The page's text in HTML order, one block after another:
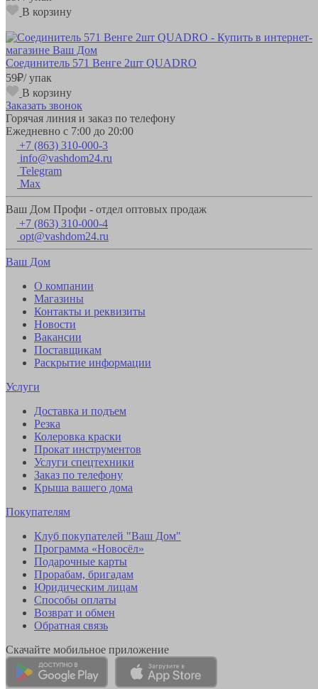
В корзину
Соединитель 571 Венге 2шт QUADRO
59₽/ упак
В корзину
Заказать звонок
Горячая линия и заказ по телефону
Ежедневно с 7:00 до 20:00
+7 (863) 310-000-3
info@vashdom24.ru
Telegram
Max
Ваш Дом Профи - отдел оптовых продаж
+7 (863) 310-000-4
opt@vashdom24.ru
Ваш Дом
О компании
Магазины
Контакты и реквизиты
Новости
Вакансии
Поставщикам
Раскрытие информации
Услуги
Доставка и подъем
Резка
Колеровка краски
Прокат инструментов
Услуги спецтехники
Заказ по телефону
Крыша вашего дома
Покупателям
Клуб покупателей "Ваш Дом"
Программа «Новосёл»
Подарочные карты
Прорабам, бригадам
Юридическим лицам
Способы оплаты
Возврат и обмен
Обратная связь
Скачайте мобильное приложение